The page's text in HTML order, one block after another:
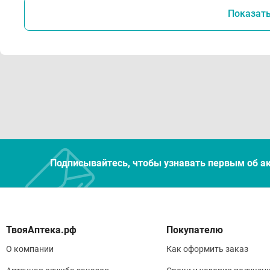
Подписывайтесь, чтобы узнавать первым об
О компании
Покупателю
Как оформить заказ